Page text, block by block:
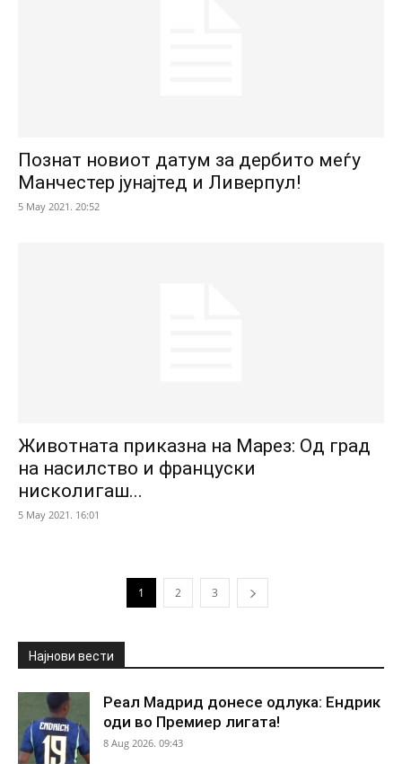
Познат новиот датум за дербито меѓу
Манчестер јунајтед и Ливерпул!
5 May 2021. 20:52
Животната приказна на Марез: Од град
на насилство и француски
нисколигаш...
5 May 2021. 16:01
1 2 3
Најнови вести
Реал Мадрид донесе одлука: Ендрик
оди во Премиер лигата!
8 Aug 2026. 09:43